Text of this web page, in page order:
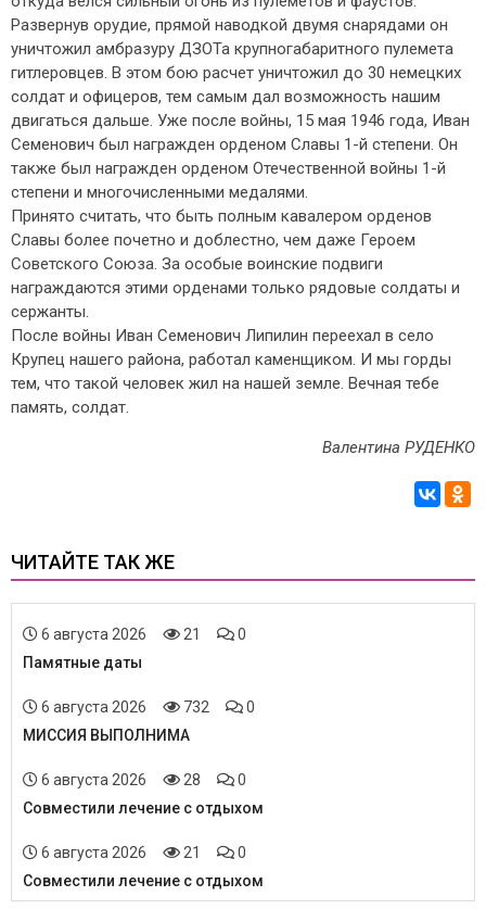
Развернув орудие, прямой наводкой двумя снарядами он
уничтожил амбразуру ДЗОТа крупногабаритного пулемета
гитлеровцев. В этом бою расчет уничтожил до 30 немецких
солдат и офицеров, тем самым дал возможность нашим
двигаться дальше. Уже после войны, 15 мая 1946 года, Иван
Семенович был награжден орденом Славы 1-й степени. Он
также был награжден орденом Отечественной войны 1-й
степени и многочисленными медалями.
Принято считать, что быть полным кавалером орденов
Славы более почетно и доблестно, чем даже Героем
Советского Союза. За особые воинские подвиги
награждаются этими орденами только рядовые солдаты и
сержанты.
После войны Иван Семенович Липилин переехал в село
Крупец нашего района, работал каменщиком. И мы горды
тем, что такой человек жил на нашей земле. Вечная тебе
память, солдат.
Валентина РУДЕНКО
ЧИТАЙТЕ ТАК ЖЕ
6 августа 2026 21
0
Памятные даты
6 августа 2026 732
0
МИССИЯ ВЫПОЛНИМА
6 августа 2026 28
0
Совместили лечение с отдыхом
6 августа 2026 21
0
Совместили лечение с отдыхом